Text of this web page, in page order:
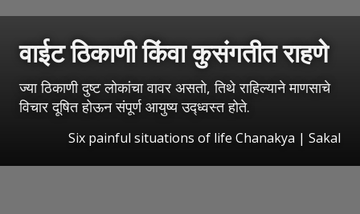
वाईट ठिकाणी किंवा कुसंगतीत राहणे
ज्या ठिकाणी दुष्ट लोकांचा वावर असतो, तिथे राहिल्याने माणसाचे
विचार दूषित होऊन संपूर्ण आयुष्य उद्ध्वस्त होते.
Six painful situations of life Chanakya | Sakal